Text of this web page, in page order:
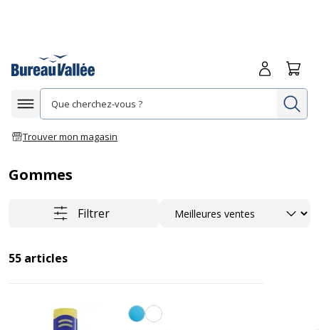
Afficher la navigation
Trouver mon magasin
Me
Gommes
Filtrer Trier
55 articles
Bleu